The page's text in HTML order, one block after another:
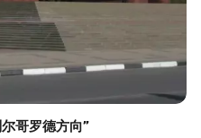
哥罗德方向”